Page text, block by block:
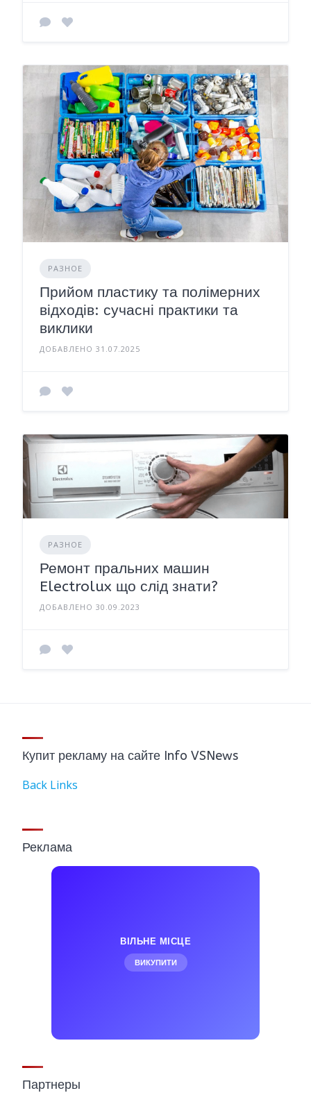
РАЗНОЕ
Прийом пластику та полімерних
відходів: сучасні практики та
виклики
ДОБАВЛЕНО 31.07.2025
РАЗНОЕ
Ремонт пральних машин
Electrolux що слід знати?
ДОБАВЛЕНО 30.09.2023
Купит рекламу на сайте Info VSNews
Back Links
Реклама
ВІЛЬНЕ МІСЦЕ
ВИКУПИТИ
Партнеры